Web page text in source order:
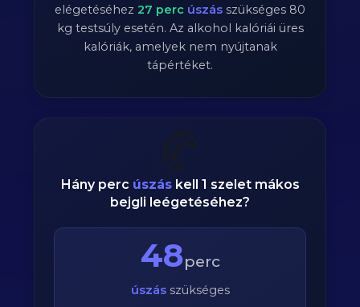
elégetéséhez 27 perc úszás szükséges 80
kg testsúly esetén. Az alkohol kalóriái üres
kalóriák, amelyek nem nyújtanak
tápértéket.
🥐
Hány perc úszáskell 1 szelet mákos
bejgli leégetéséhez?
48perc
úszásszükséges